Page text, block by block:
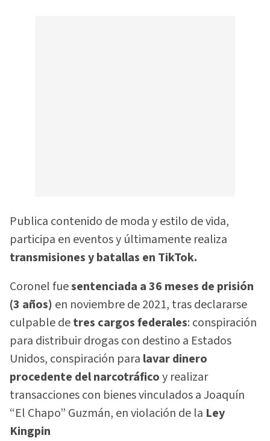
Publica contenido de moda y estilo de vida,
participa en eventos y últimamente realiza
transmisiones y batallas en TikTok.
Coronel fuesentenciada a 36 meses de prisión
(3 años) en noviembre de 2021, tras declararse
culpable detres cargos federales: conspiración
para distribuir drogas con destino a Estados
Unidos, conspiración para lavar dinero
procedente del narcotráficoy realizar
transacciones con bienes vinculados a Joaquín
“El Chapo” Guzmán, en violación de la Ley
Kingpin